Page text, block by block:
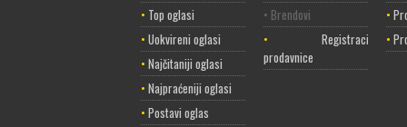
• Top oglasi
• Uokvireni oglasi
• Najčitaniji oglasi
• Najpraćeniji oglasi
• Postavi oglas
• Brendovi
• Registracija
prodavnice
•
•